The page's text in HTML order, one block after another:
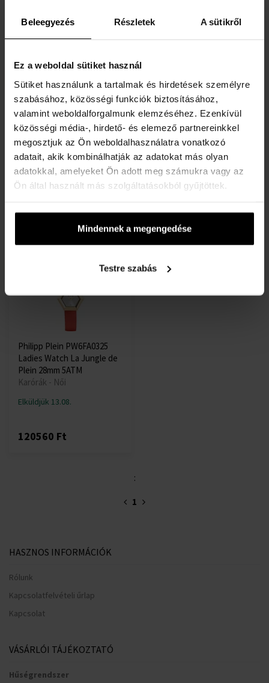
Beleegyezés Részletek A sütikről
Ez a weboldal sütiket használ
Sütiket használunk a tartalmak és hirdetések személyre
szabásához, közösségi funkciók biztosításához,
valamint weboldalforgalmunk elemzéséhez. Ezenkívül
közösségi média-, hirdető- és elemező partnereinkkel
megosztjuk az Ön weboldalhasználatra vonatkozó
adatait, akik kombinálhatják az adatokat más olyan
adatokkal, amelyeket Ön adott meg számukra vagy az
Ön által használt más szolgáltatásokból gyűjtöttek.
Mindennek a megengedése
Testre szabás
34160 Ft
Bering 14531-565 Ladies
Watch Classic 31mm 5ATM
Karórák - Női
Versace VEZ700922 Active
Chrono - Unisex karóra
Karórák - Unisex
170750 Ft
Philipp Plein PW6FA0325
Ladies Watch La Jungle de
Plein 28mm 5ATM
Karórák - Női
Elküldjük 13.08.
120560 Ft
:
1
HASZNOS INFORMÁCIÓK
Rólunk
Kapcsolatfelvételi űrlap
Kapcsolat
VÁSÁRLÓI TÁJÉKOZTATÓ
Hűségrendszer